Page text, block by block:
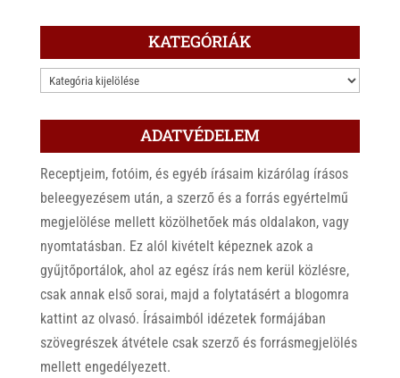
KATEGÓRIÁK
KATEGÓRIÁK
ADATVÉDELEM
Receptjeim, fotóim, és egyéb írásaim kizárólag írásos
beleegyezésem után, a szerző és a forrás egyértelmű
megjelölése mellett közölhetőek más oldalakon, vagy
nyomtatásban. Ez alól kivételt képeznek azok a
gyűjtőportálok, ahol az egész írás nem kerül közlésre,
csak annak első sorai, majd a folytatásért a blogomra
kattint az olvasó. Írásaimból idézetek formájában
szövegrészek átvétele csak szerző és forrásmegjelölés
mellett engedélyezett.